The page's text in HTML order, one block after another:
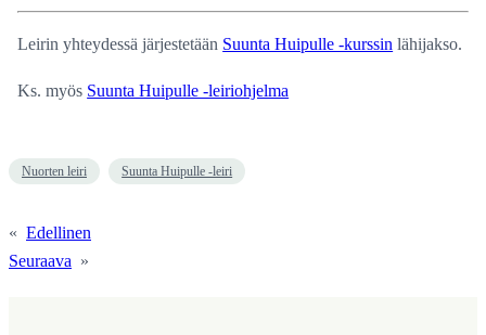
Leirin yhteydessä järjestetään Suunta Huipulle -kurssin lähijakso.
Ks. myös Suunta Huipulle -leiriohjelma
Nuorten leiri Suunta Huipulle -leiri
« Edellinen
Seuraava »